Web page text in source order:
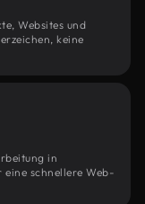
Websites und
keine
in
schnellere Web-